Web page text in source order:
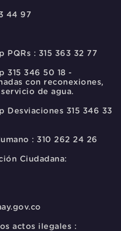
44 97
PQRs : 315 363 32 77
315 346 50 18 -
con reconexiones,
de agua.
Desviaciones 315 346 33
: 310 262 24 26
Ciudadana:
actos ilegales :